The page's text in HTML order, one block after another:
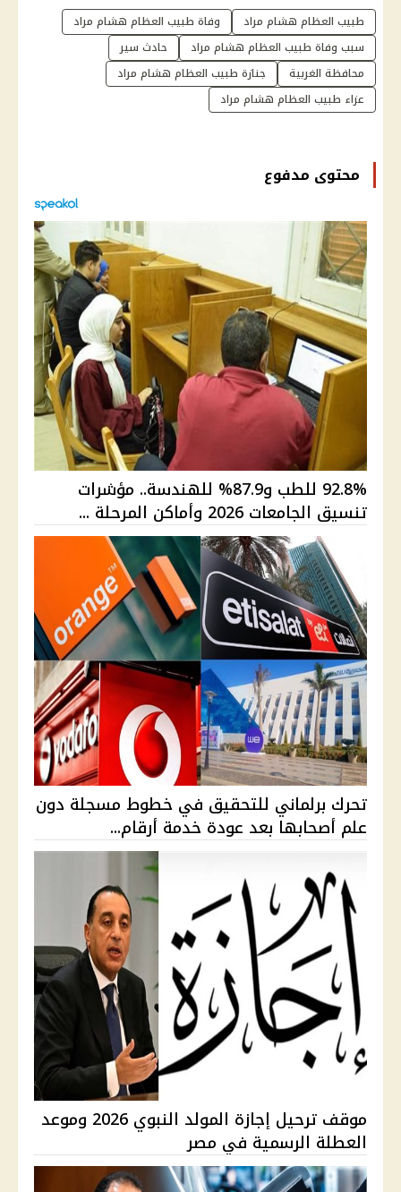
طبيب العظام هشام مراد
وفاة طبيب العظام هشام مراد
سبب وفاة طبيب العظام هشام مراد
حادث سير
محافظة الغربية
جنازة طبيب العظام هشام مراد
عزاء طبيب العظام هشام مراد
محتوى مدفوع
92.8% للطب و87.9% للهندسة.. مؤشرات
تنسيق الجامعات 2026 وأماكن المرحلة ...
تحرك برلماني للتحقيق في خطوط مسجلة دون
علم أصحابها بعد عودة خدمة أرقام...
موقف ترحيل إجازة المولد النبوي 2026 وموعد
العطلة الرسمية في مصر